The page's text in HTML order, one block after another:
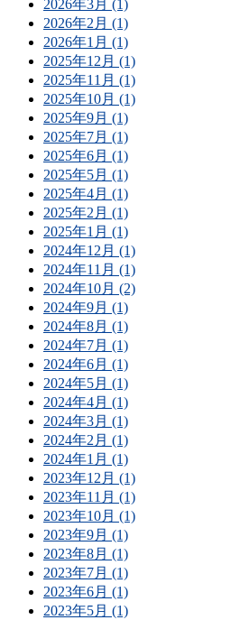
2026年3月 (1)
2026年2月 (1)
2026年1月 (1)
2025年12月 (1)
2025年11月 (1)
2025年10月 (1)
2025年9月 (1)
2025年7月 (1)
2025年6月 (1)
2025年5月 (1)
2025年4月 (1)
2025年2月 (1)
2025年1月 (1)
2024年12月 (1)
2024年11月 (1)
2024年10月 (2)
2024年9月 (1)
2024年8月 (1)
2024年7月 (1)
2024年6月 (1)
2024年5月 (1)
2024年4月 (1)
2024年3月 (1)
2024年2月 (1)
2024年1月 (1)
2023年12月 (1)
2023年11月 (1)
2023年10月 (1)
2023年9月 (1)
2023年8月 (1)
2023年7月 (1)
2023年6月 (1)
2023年5月 (1)